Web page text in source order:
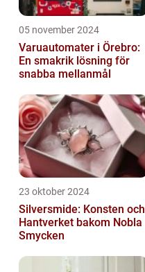
05 november 2024
Varuautomater i Örebro:
En smakrik lösning för
snabba mellanmål
23 oktober 2024
Silversmide: Konsten och
Hantverket bakom Nobla
Smycken